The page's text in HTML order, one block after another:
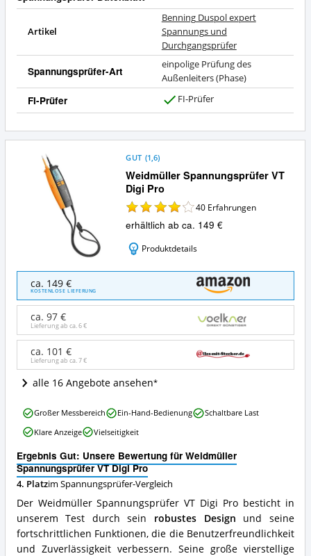
Artikel
Benning Duspol expert
Spannungs und
Durchgangsprüfer
Spannungsprüfer-Art
einpolige Prüfung des
Außenleiters (Phase)
FI-Prüfer FI-Prüfer
Weidmüller Spannungsprüfer VT
Digi Pro
GUT (1,6)
40 Erfahrungen
erhältlich ab ca. 149 €
Produktdetails
Weidmüller
Spannungsprüfer
VT
Digi
Angebote:
dieser
Spannungsprüfer
ca. 149 €
KOSTENLOSE LIEFERUNG
ca. 97 €
Lieferung ab ca.6 €
ca. 101 €
Lieferung ab ca.7 €
alle 16 Angebote ansehen
Ergebnis Gut: Unsere Bewertung für Weidmüller
Spannungsprüfer VT Digi Pro
4. Platzim Spannungsprüfer-Vergleich
Der Weidmüller Spannungsprüfer VT Digi Pro besticht in
unserem Test durch sein robustes Design und seine
fortschrittlichen Funktionen, die die Benutzerfreundlichkeit
und Zuverlässigkeit verbessern. Seine große vierstellige
Weidmüller
Spannungsprüfer
VT
Pro
Vorteile:
Was
spricht
für
diesen
Spannungsprüfer?
Großer Messbereich Ein-Hand-Bedienung
Schaltbare Last
Klare Anzeige
Vielseitigkeit